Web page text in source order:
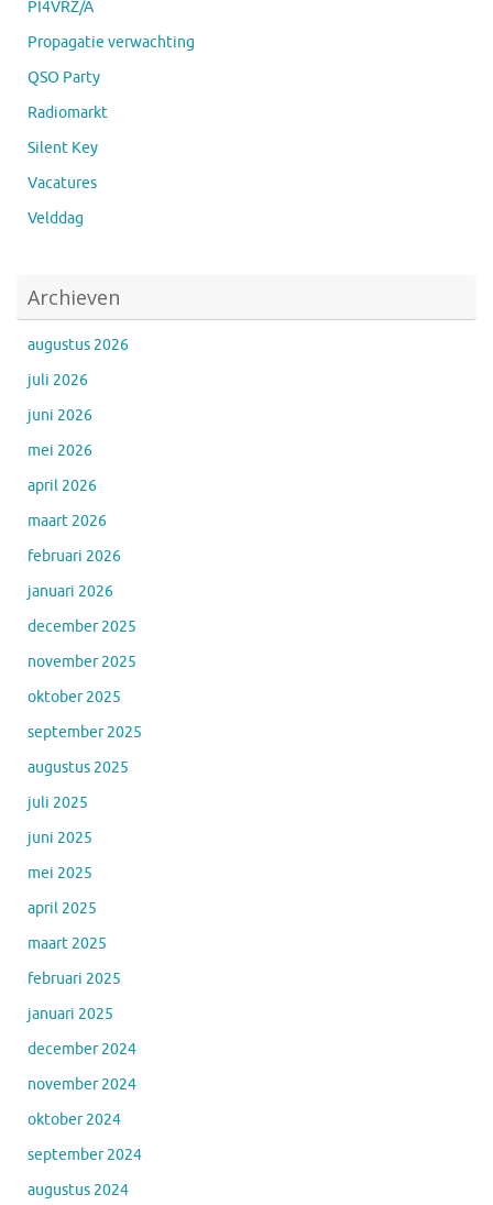
PI4VRZ/A
Propagatie verwachting
QSO Party
Radiomarkt
Silent Key
Vacatures
Velddag
Archieven
augustus 2026
juli 2026
juni 2026
mei 2026
april 2026
maart 2026
februari 2026
januari 2026
december 2025
november 2025
oktober 2025
september 2025
augustus 2025
juli 2025
juni 2025
mei 2025
april 2025
maart 2025
februari 2025
januari 2025
december 2024
november 2024
oktober 2024
september 2024
augustus 2024